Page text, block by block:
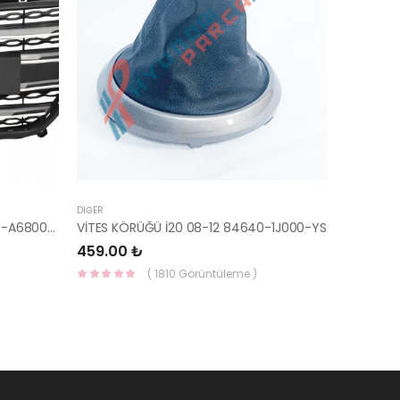
PANJUR İ30 2015- KOMPLE 86350-A6800-YS
DIĞER
VİTES KÖRÜĞÜ İ20 08-12 84640-1J000-YS
459.00 ₺
( 1810 Görüntüleme )